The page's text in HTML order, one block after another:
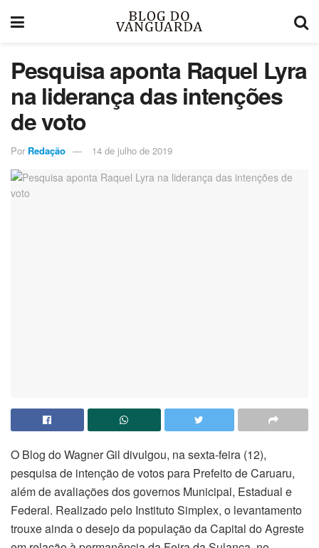
Pesquisa aponta Raquel Lyra
na liderança das intenções
de voto
Por Redação 14 de julho de 2019
O Blog do Wagner Gil divulgou, na sexta-feira (12),
pesquisa de intenção de votos para Prefeito de Caruaru,
além de avaliações dos governos Municipal, Estadual e
Federal. Realizado pelo Instituto Simplex, o levantamento
trouxe ainda o desejo da população da Capital do Agreste